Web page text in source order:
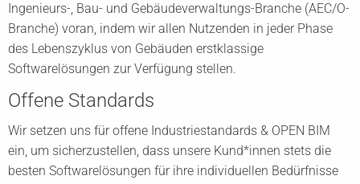
Ingenieurs-, Bau- und Gebäudeverwaltungs-Branche (AEC/O-
Branche) voran, indem wir allen Nutzenden in jeder Phase
des Lebenszyklus von Gebäuden erstklassige
Softwarelösungen zur Verfügung stellen.
Offene Standards
Wir setzen uns für offene Industriestandards & OPEN BIM
ein, um sicherzustellen, dass unsere Kund*innen stets die
besten Softwarelösungen für ihre individuellen Bedürfnisse